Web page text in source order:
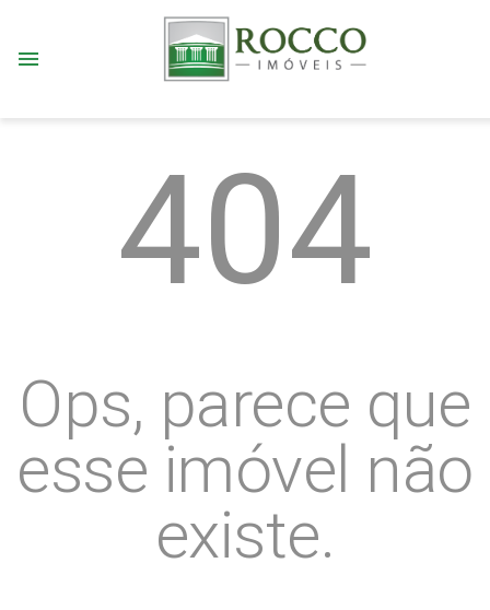
menu
404
Ops, parece que
esse imóvel não
existe.